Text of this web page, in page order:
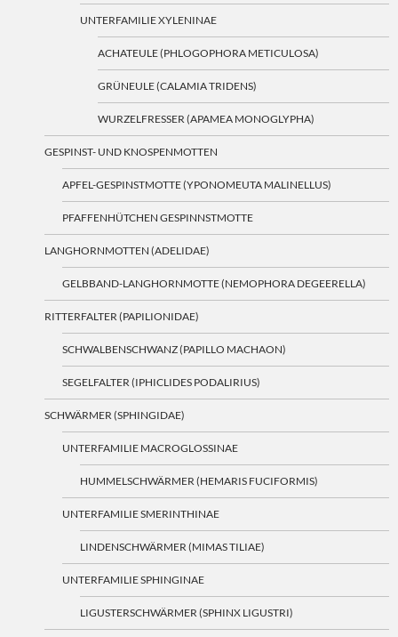
UNTERFAMILIE XYLENINAE
ACHATEULE (PHLOGOPHORA METICULOSA)
GRÜNEULE (CALAMIA TRIDENS)
WURZELFRESSER (APAMEA MONOGLYPHA)
GESPINST- UND KNOSPENMOTTEN
APFEL-GESPINSTMOTTE (YPONOMEUTA MALINELLUS)
PFAFFENHÜTCHEN GESPINNSTMOTTE
LANGHORNMOTTEN (ADELIDAE)
GELBBAND-LANGHORNMOTTE (NEMOPHORA DEGEERELLA)
RITTERFALTER (PAPILIONIDAE)
SCHWALBENSCHWANZ (PAPILLO MACHAON)
SEGELFALTER (IPHICLIDES PODALIRIUS)
SCHWÄRMER (SPHINGIDAE)
UNTERFAMILIE MACROGLOSSINAE
HUMMELSCHWÄRMER (HEMARIS FUCIFORMIS)
UNTERFAMILIE SMERINTHINAE
LINDENSCHWÄRMER (MIMAS TILIAE)
UNTERFAMILIE SPHINGINAE
LIGUSTERSCHWÄRMER (SPHINX LIGUSTRI)